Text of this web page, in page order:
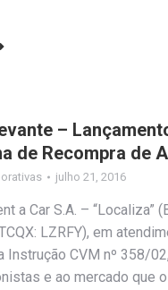
–
de Recompra de
julho 21, 2016
a Car S.A. – “Localiza”
LZRFY), em
Instrução CVM nº 358/
e ao mercado que